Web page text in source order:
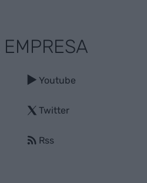
Youtube
Twitter
Rss